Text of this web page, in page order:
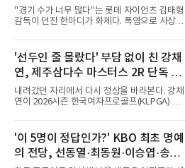
는 경기 수가 바람직
"경기 수가 너무 많다"는 롯데 자이언츠 김태형
감독이 던진 한마디가 화제다. 폭염으로 사상
독은 단순히 더위를 이야기하지 않았다. 우천,
폭염, 부상 등 변수가 늘어나는 현실에서 현재
팀당 144경기 체제가 과연 지속 가능한지 질문
을 던졌다.물론 144경기가 세계적으로 특별히
많은 숫자는 아니다. 메이저리그는 팀당 162경
기, 일본프로야구도 143~144경기를 치른다. 숫
자만 놓고 보면 KBO가 유난히 혹사 구조라고 말
비교하기 어려울 정도로 폭염이 길어지고 강해
지고 있다. 여기에 장마, 이
'선두인 줄 몰랐다' 부담 없이 친 강채
연, 제주삼다수 마스터스 2R 단독 선
두
내려갔던 자리에서 다시 정상을 바라본다. 강채
연이 2026시즌 한국여자프로골프(KLPGA) 투어
억 원, 우승상금 1억8000만 원) 2라운드에서 단
독 선두로 도약했다.강채연은 7일 제주도 서귀
포의 테디밸리 골프앤리조트(파72)에서 열린 2
라운드에서 버디 5개와 보기 1개를 묶어 4언더
파 68타를 쳤다. 중간합계 9언더파 135타로 전
'이 5명이 정답인가?' KBO 최초 명예
의 전당, 선동열·최동원·이승엽·송진